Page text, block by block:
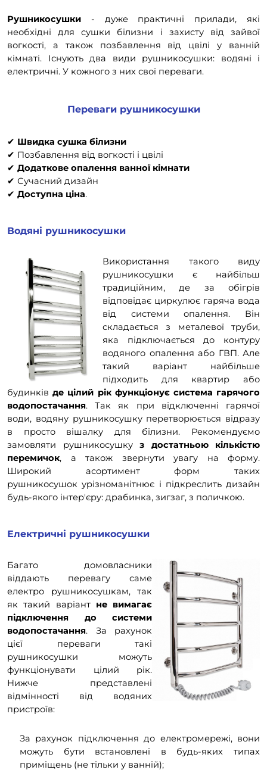
Рушникосушки - дуже практичні прилади, які
необхідні для сушки білизни і захисту від зайвої
вогкості, а також позбавлення від цвілі у ванній
кімнаті. Існують два види рушникосушки: водяні і
електричні. У кожного з них свої переваги.
Переваги рушникосушки
✔ Швидка сушка білизни
✔ Позбавлення від вогкості і цвілі
✔ Додаткове опалення ванної кімнати
✔ Сучасний дизайн
✔ Доступна ціна.
Водяні рушникосушки
Використання такого виду
рушникосушки є найбільш
традиційним, де за обігрів
відповідає циркулює гаряча вода
від системи опалення. Він
складається з металевої труби,
яка підключається до контуру
водяного опалення або ГВП. Але
такий варіант найбільше
підходить для квартир або
будинківде цілий рік функціонує система гарячого
водопостачання. Так як при відключенні гарячої
води, водяну рушникосушку перетворюється відразу
в просто вішалку для білизни. Рекомендуємо
замовляти рушникосушку з достатньою кількістю
перемичок, а також звернути увагу на форму.
Широкий асортимент форм таких
рушникосушок урізноманітнює і підкреслить дизайн
будь-якого інтер'єру: драбинка, зигзаг, з поличкою.
Електричні рушникосушки
Багато домовласники
віддають перевагу саме
електро рушникосушкам, так
як такий варіант не вимагає
підключення до системи
водопостачання. За рахунок
цієї переваги такі
рушникосушки можуть
функціонувати цілий рік.
Нижче представлені
відмінності від водяних
пристроїв:
За рахунок підключення до електромережі, вони
можуть бути встановлені в будь-яких типах
приміщень (не тільки у ванній);